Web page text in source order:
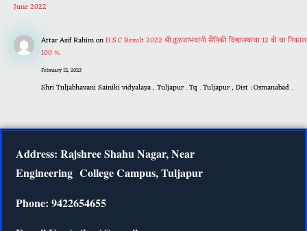
June 2022
Attar Asif RahimonH.S.C Result 2022 श्री.तुळजाभवानी सैनिकी विद्यालयाचा 12 वी चा निकाल
100 %
February 12, 2023
Shri Tuljabhavani Sainiki vidyalaya , Tuljapur . Tq . Tuljapur , Dist : Osmanabad .
Address: Rajshree Shahu Nagar, Near
Engineering College Campus, Tuljapur
Phone: 9422654655